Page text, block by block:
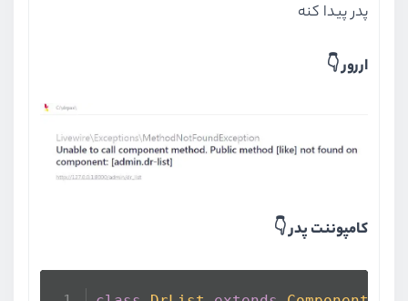
پدر پیدا کنه
اررور 👇
کامپوننت پدر 👇